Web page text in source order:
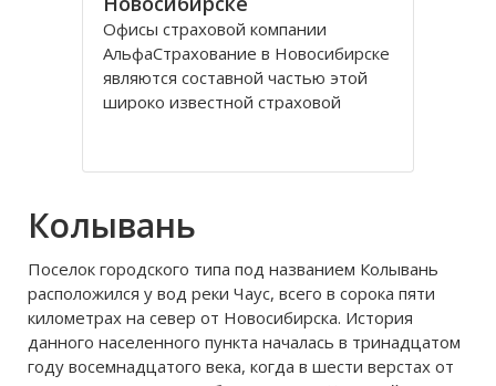
Офисы страховой компании
АльфаСтрахование в Новосибирске
являются составной частью этой
широко известной страховой
составе также такие фирмы как X5
Банк, СТС-Медиа, Росводоканал и
Колывань
Поселок городского типа под названием Колывань
расположился у вод реки Чаус, всего в сорока пяти
километрах на север от Новосибирска. История
данного населенного пункта началась в тринадцатом
году восемнадцатого века, когда в шести верстах от